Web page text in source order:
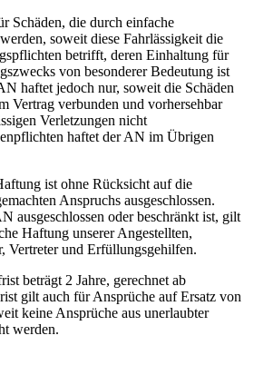
Schäden, die durch einfache
soweit diese Fahrlässigkeit die
betrifft, deren Einhaltung für
von besonderer Bedeutung ist
haftet jedoch nur, soweit die Schäden
Vertrag verbunden und vorhersehbar
Verletzungen nicht
haftet der AN im Übrigen
ist ohne Rücksicht auf die
Anspruchs ausgeschlossen.
ausgeschlossen oder beschränkt ist, gilt
Haftung unserer Angestellten,
Vertreter und Erfüllungsgehilfen.
beträgt 2 Jahre, gerechnet ab
gilt auch für Ansprüche auf Ersatz von
keine Ansprüche aus unerlaubter
werden.